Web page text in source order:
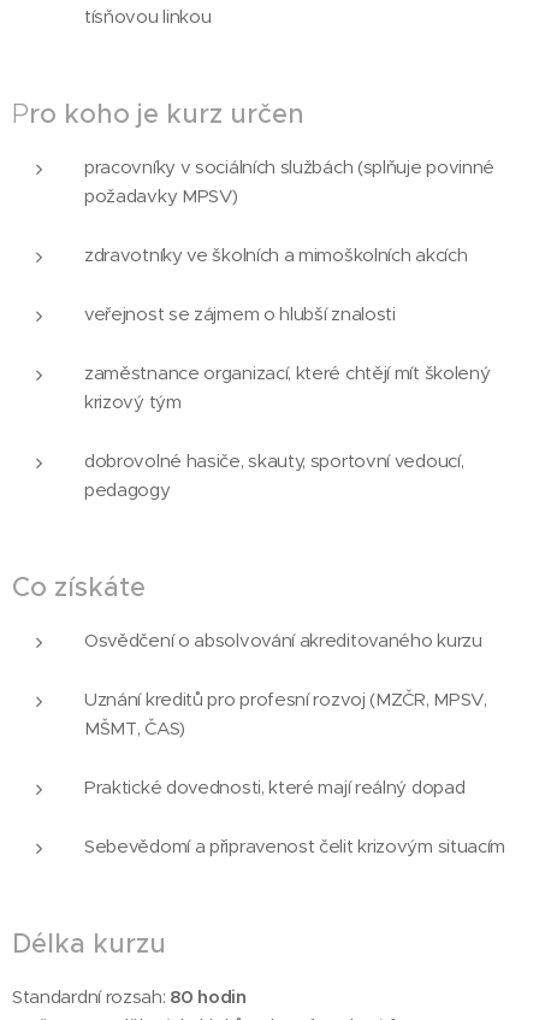
tísňovou linkou
Pro koho je kurz určen
pracovníky v sociálních službách (splňuje povinné
požadavky MPSV)
zdravotníky ve školních a mimoškolních akcích
veřejnost se zájmem o hlubší znalosti
zaměstnance organizací, které chtějí mít školený
krizový tým
dobrovolné hasiče, skauty, sportovní vedoucí,
pedagogy
Co získáte
Osvědčení o absolvování akreditovaného kurzu
Uznání kreditů pro profesní rozvoj (MZČR, MPSV,
MŠMT, ČAS)
Praktické dovednosti, které mají reálný dopad
Sebevědomí a připravenost čelit krizovým situacím
Délka kurzu
Standardní rozsah: 80 hodin